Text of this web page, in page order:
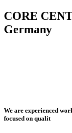
CORE
Germany
We are experienced
focused on qualit